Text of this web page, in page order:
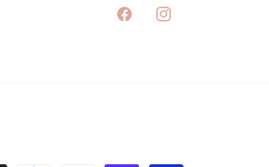
FacebookInstagram